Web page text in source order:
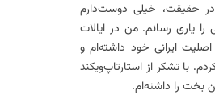
حقیقت، خیلی دوست‌دارم
را یاری رسانم. من در ایالات
ایرانی خود داشته‌ام و
با تشکر از استارتاپ‌ویکند
بخت را داشته‌ام.